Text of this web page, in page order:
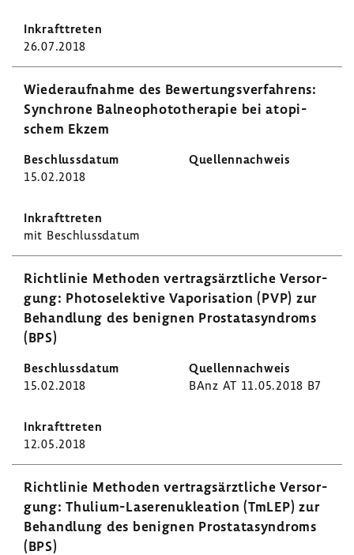
26.07.2018
Wieder­auf­nahme des Bewer­tungs­ver­fah­rens:
Synchrone Balneo­pho­to­the­rapie bei atopi­
schem Ekzem
15.02.2018
mit Beschluss­datum
Richt­linie Methoden vertrags­ärzt­liche Versor­
gung: Photo­se­lek­tive Vapo­ri­sa­tion (PVP) zur
Behand­lung des benignen Prosta­ta­syn­droms
(BPS)
15.02.2018 BAnz AT 11.05.2018 B7
12.05.2018
Richt­linie Methoden vertrags­ärzt­liche Versor­
gung: Thulium-​Laserenukleation (TmLEP) zur
Behand­lung des benignen Prosta­ta­syn­droms
(BPS)